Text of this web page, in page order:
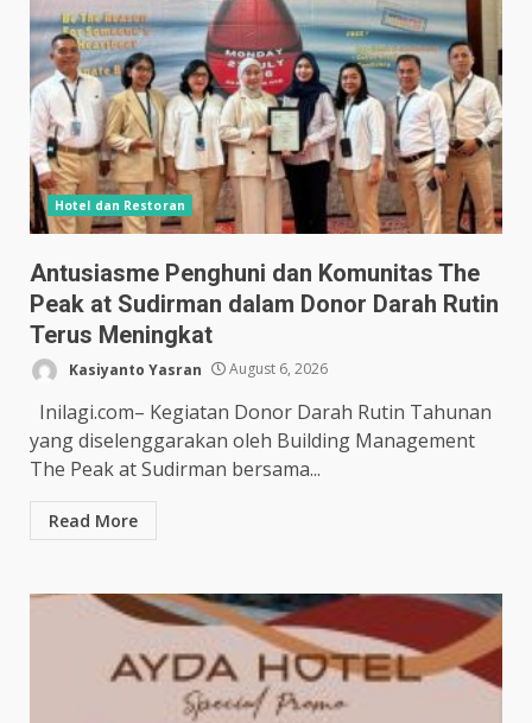
Hotel dan Restoran
Antusiasme Penghuni dan Komunitas The
Peak at Sudirman dalam Donor Darah Rutin
Terus Meningkat
Kasiyanto Yasran August 6, 2026
Inilagi.com– Kegiatan Donor Darah Rutin Tahunan
yang diselenggarakan oleh Building Management
The Peak at Sudirman bersama...
Read More